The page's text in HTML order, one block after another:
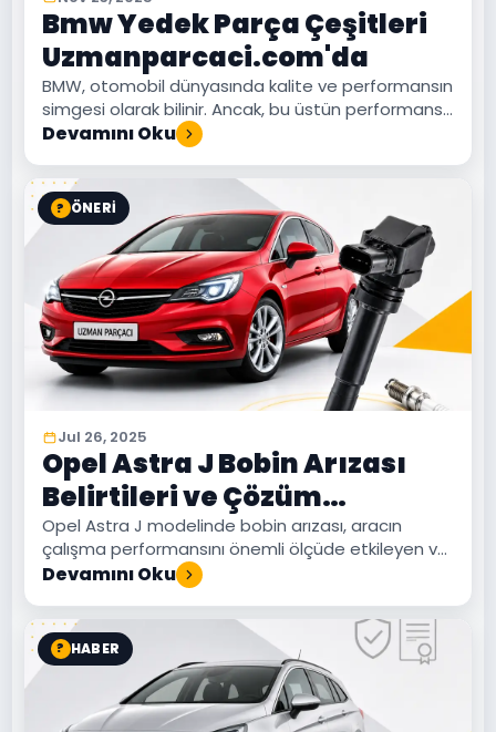
Bmw Yedek Parça Çeşitleri
Uzmanparcaci.com'da
BMW, otomobil dünyasında kalite ve performansın
simgesi olarak bilinir. Ancak, bu üstün performansı
sürdürebilmek için zaman zaman yedek parça
değişimi gerekebili
Devamını Oku
? ÖNERİ
Jul 26, 2025
Opel Astra J Bobin Arızası
Belirtileri ve Çözüm
Yöntemleri
Opel Astra J modelinde bobin arızası, aracın
çalışma performansını önemli ölçüde etkileyen ve
çeşitli sorunlara yol açabilen kritik bir motor
Devamını Oku
? HABER